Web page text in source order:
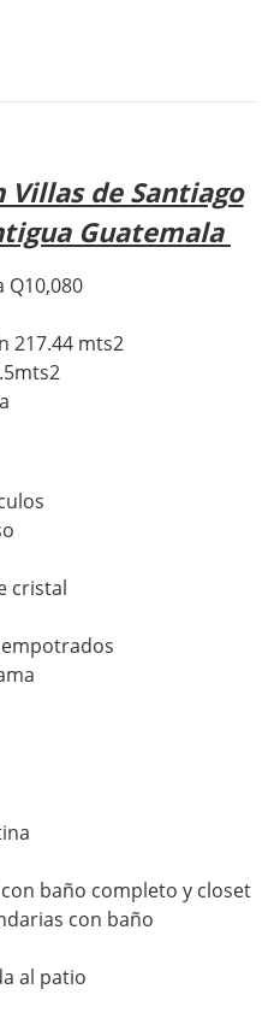
Villas de Santiago
Guatemala
Q10,080
217.44 mts2
cristal
baño completo y closet
con baño
al patio